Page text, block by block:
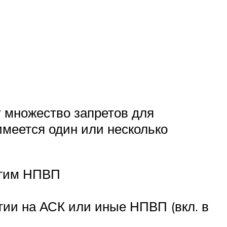
запретов для
один или несколько
НПВП
на АСК или иные НПВП (вкл. в